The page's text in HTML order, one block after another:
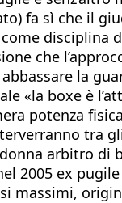
fa sì che il
disciplina
che
la
«la boxe è
potenza
tra
arbitro di
2005 ex
massimi,